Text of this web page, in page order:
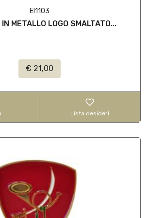
EI1103
IN METALLO LOGO SMALTATO...
€ 21,00
Lista desideri